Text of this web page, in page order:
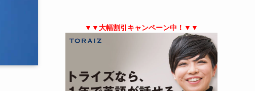
▼▼大幅割引キャンペーン中！▼▼